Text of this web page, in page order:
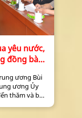
yêu nước,
đồng bào
ương Bùi
ương Ủy
thăm và báo